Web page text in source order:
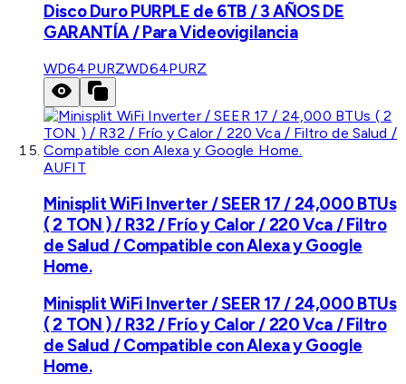
Disco Duro PURPLE de 6TB / 3 AÑOS DE
GARANTÍA / Para Videovigilancia
WD64PURZWD64PURZ
AUFIT
Minisplit WiFi Inverter / SEER 17 / 24,000 BTUs
( 2 TON ) / R32 / Frío y Calor / 220 Vca / Filtro
de Salud / Compatible con Alexa y Google
Home.
Minisplit WiFi Inverter / SEER 17 / 24,000 BTUs
( 2 TON ) / R32 / Frío y Calor / 220 Vca / Filtro
de Salud / Compatible con Alexa y Google
Home.